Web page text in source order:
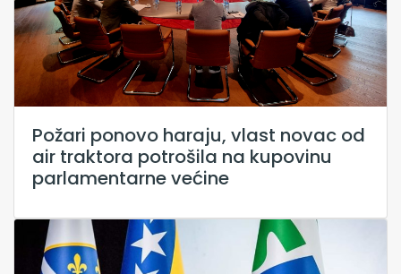
Požari ponovo haraju, vlast novac od
air traktora potrošila na kupovinu
parlamentarne većine